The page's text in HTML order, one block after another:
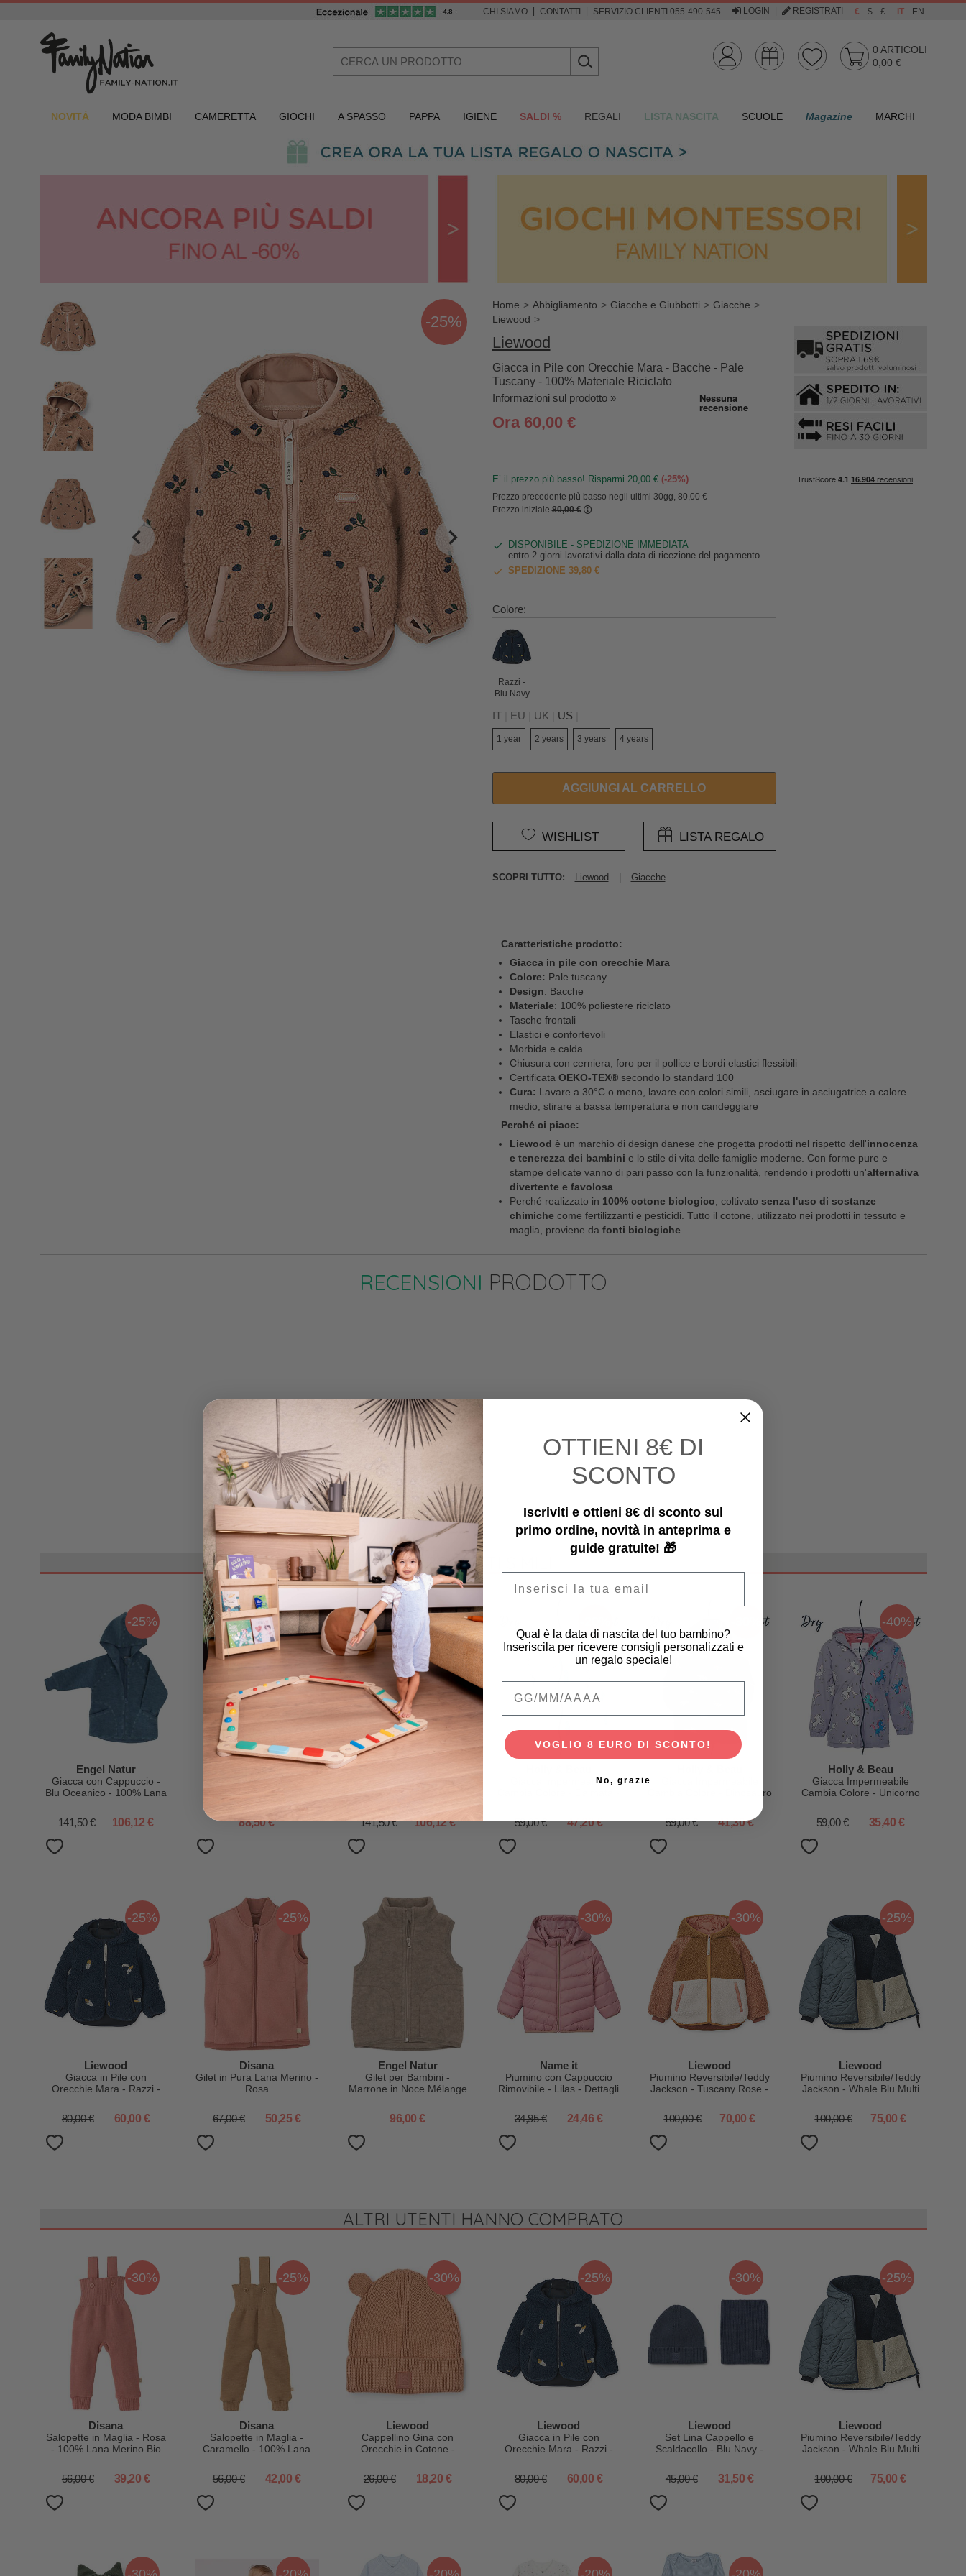
CHI SIAMO CONTATTI SERVIZIO CLIENTI 055-490-545 LOGIN REGISTRATI € $ £ IT EN
0 ARTICOLI
0,00 €
NOVITÀ MODA BIMBI CAMERETTA GIOCHI A SPASSO PAPPA IGIENE SALDI % REGALI LISTA NASCITA SCUOLE Magazine MARCHI
-25%
Home Abbigliamento Giacche e Giubbotti
Giacche
Liewood
Liewood
Giacca in Pile con Orecchie Mara - Bacche - Pale
Tuscany - 100% Materiale Riciclato
Informazioni sul prodotto »
Ora 60,00 €
E’ il prezzo più basso! Risparmi 20,00 € (-25%)
Prezzo precedente più basso negli ultimi 30gg, 80,00 €
Prezzo iniziale80,00 €
DISPONIBILE - SPEDIZIONE IMMEDIATA
entro 2 giorni lavorativi dalla data di ricezione del pagamento
SPEDIZIONE 39,80 €
Colore:
Razzi -
Blu Navy
IT| EU UK US
1 year 2 years 3 years 4 years
AGGIUNGI AL CARRELLO
WISHLIST LISTA REGALO
SCOPRI TUTTO: Liewood | Giacche
Caratteristiche prodotto:
Giacca in pile con orecchie Mara
Colore: Pale tuscany
Design: Bacche
Materiale: 100% poliestere riciclato
Tasche frontali
Elastici e confortevoli
Morbida e calda
Chiusura con cerniera, foro per il pollice e bordi elastici flessibili
Certificata OEKO-TEX®secondo lo standard 100
Cura: Lavare a 30°C o meno, lavare con colori simili, asciugare in asciugatrice a calore
medio, stirare a bassa temperatura e non candeggiare
Perché ci piace:
Liewood è un marchio di design danese che progetta prodotti nel rispetto dell'innocenza
e tenerezza dei bambini e lo stile di vita delle famiglie moderne. Con forme pure e
stampe delicate vanno di pari passo con la funzionalità, rendendo i prodotti un'alternativa
divertente e favolosa
Perché realizzato in 100% cotone biologico , coltivato senza l'uso di sostanze
chimiche come fertilizzanti e pesticidi. Tutto il cotone, utilizzato nei prodotti in tessuto e
maglia, proviene da fonti biologiche
RECENSIONI PRODOTTO
PRODOTTI SIMILI
-25%
Engel Natur
Giacca con Cappuccio -
Blu Oceanico - 100% Lana
141,50 € 106,12 €
Engel Natur
Noce Melange - 100%
Lana Vergine Bio -
Certificato GOTS e IVN
BEST
88,50 €
-25%
Rosa Mélange - 100%
141,50 € 106,12 €
Giacca Impermeabile
59,00 € 47,20 €
Cambia Colore - Dinosauro
59,00 € 41,30 €
-40%
Holly & Beau
Giacca Impermeabile
Cambia Colore - Unicorno
Traspirante
59,00 € 35,40 €
-25%
Liewood
Giacca in Pile con
Orecchie Mara - Razzi -
Riciclato
80,00 € 60,00 €
-25%
Disana
Gilet in Pura Lana Merino -
Rosa
67,00 € 50,25 €
Engel Natur
Gilet per Bambini -
Marrone in Noce Mélange
96,00 €
-30%
Name it
Piumino con Cappuccio
Rimovibile - Lilas - Dettagli
34,95 € 24,46 €
-30%
Liewood
Piumino Reversibile/Teddy
Jackson - Tuscany Rose -
100,00 € 70,00 €
-25%
Liewood
Piumino Reversibile/Teddy
Jackson - Whale Blu Multi
Riciclato
100,00 € 75,00 €
ALTRI UTENTI HANNO COMPRATO
-30%
Disana
Salopette in Maglia - Rosa
- 100% Lana Merino Bio
56,00 € 39,20 €
-25%
Disana
Salopette in Maglia -
Caramello - 100% Lana
GOTS
56,00 € 42,00 €
-30%
Liewood
Cappellino Gina con
Orecchie in Cotone -
26,00 € 18,20 €
-25%
Liewood
Giacca in Pile con
Orecchie Mara - Razzi -
Riciclato
80,00 € 60,00 €
-30%
Liewood
Set Lina Cappello e
Scaldacollo - Blu Navy -
45,00 € 31,50 €
-25%
Liewood
Piumino Reversibile/Teddy
Jackson - Whale Blu Multi
Riciclato
100,00 € 75,00 €
OTTIENI 8€ DI
SCONTO
Iscriviti e ottieni 8€ di sconto sul
primo ordine, novità in anteprima e
guide gratuite! 🎁
Qual è la data di nascita del tuo bambino?
Inseriscila per ricevere consigli personalizzati e
un regalo speciale!
VOGLIO 8 EURO DI SCONTO!
No, grazie